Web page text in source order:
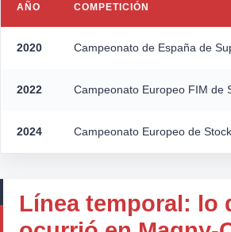
AÑO COMPETICIÓN
2020 Campeonato de España de
2022 Campeonato Europeo FIM de
2024 Campeonato Europeo de
Línea temporal: lo